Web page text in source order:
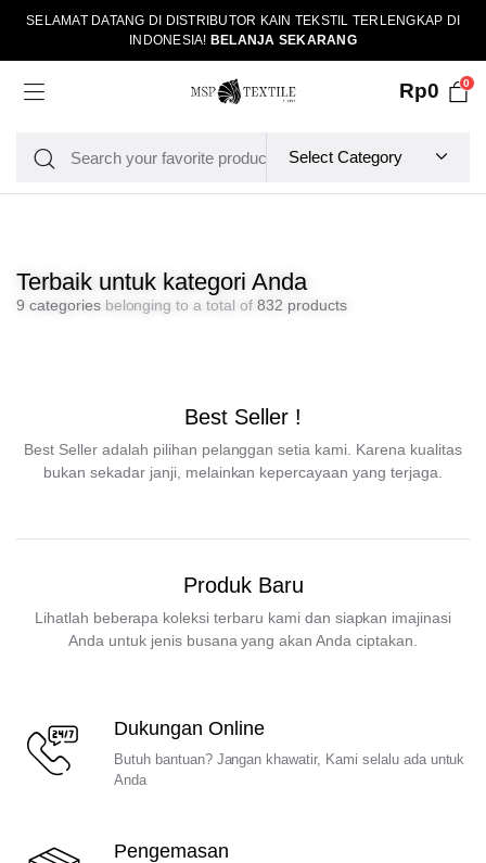
SELAMAT DATANG DI DISTRIBUTOR KAIN TEKSTIL TERLENGKAP DI
INDONESIA! BELANJA SEKARANG
Rp0 0
Terbaik untuk kategori Anda
9 categoriesbelonging to a total of 832 products
Best Seller !
Best Seller adalah pilihan pelanggan setia kami. Karena kualitas
bukan sekadar janji, melainkan kepercayaan yang terjaga.
Produk Baru
Lihatlah beberapa koleksi terbaru kami dan siapkan imajinasi
Anda untuk jenis busana yang akan Anda ciptakan.
Dukungan Online
Butuh bantuan? Jangan khawatir, Kami selalu ada untuk
Anda
Pengemasan